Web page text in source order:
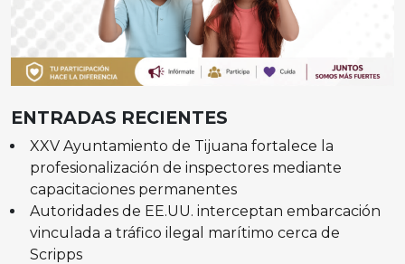
ENTRADAS RECIENTES
XXV Ayuntamiento de Tijuana fortalece la
profesionalización de inspectores mediante
capacitaciones permanentes
Autoridades de EE.UU. interceptan embarcación
vinculada a tráfico ilegal marítimo cerca de
Scripps